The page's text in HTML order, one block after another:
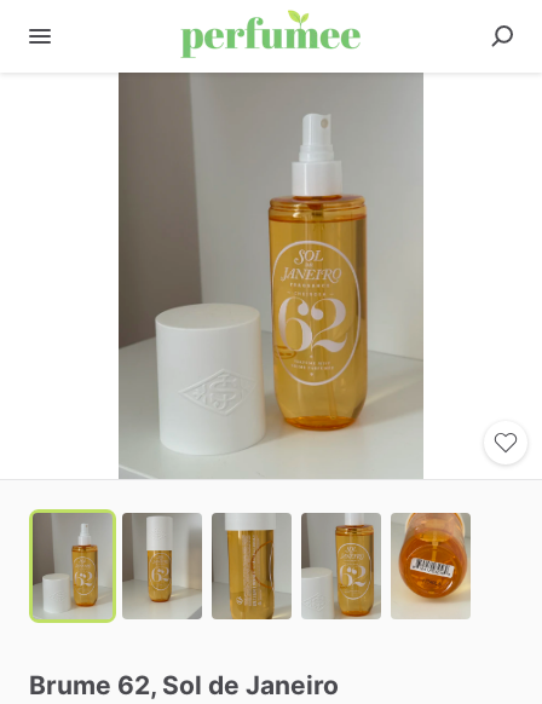
Brume 62, Sol de Janeiro